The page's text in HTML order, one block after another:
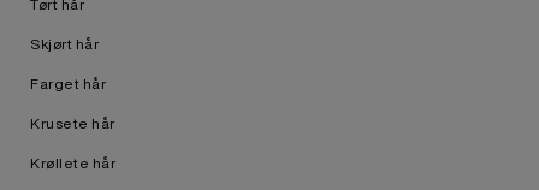
Tørt hår
Skjørt hår
Farget hår
Krusete hår
Krøllete hår